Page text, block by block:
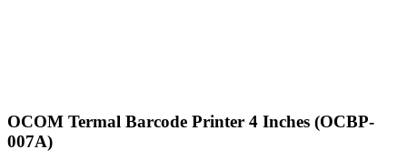
OCOM Termal Barcode Printer 4 Inches (OCBP-
007A)